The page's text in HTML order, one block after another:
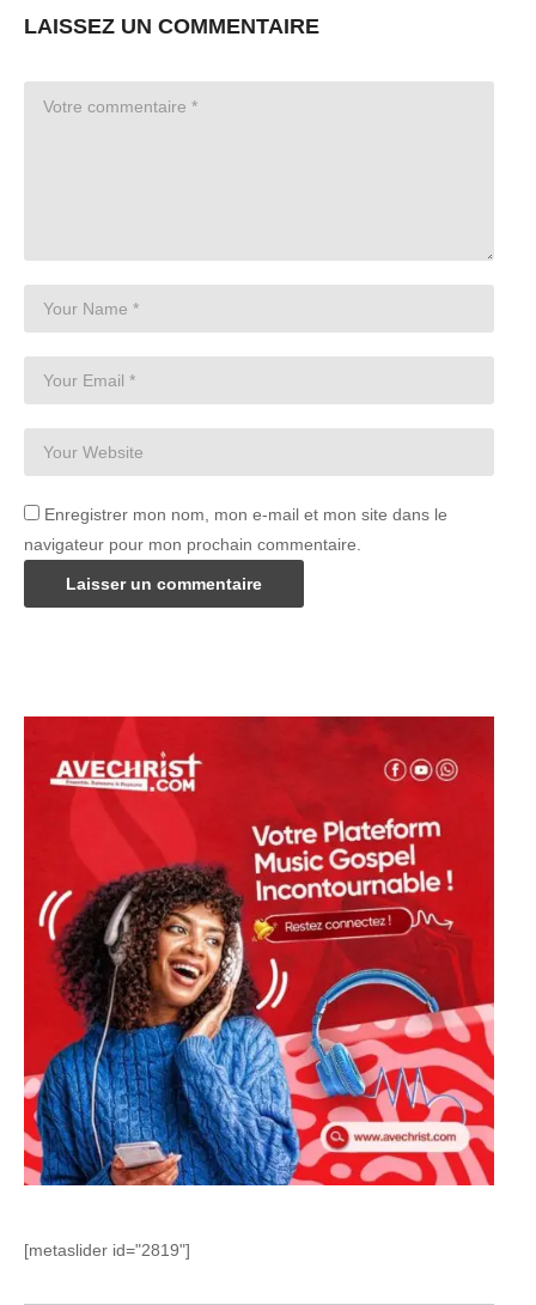
LAISSEZ UN COMMENTAIRE
Enregistrer mon nom, mon e-mail et mon site dans le
navigateur pour mon prochain commentaire.
[metaslider id="2819"]